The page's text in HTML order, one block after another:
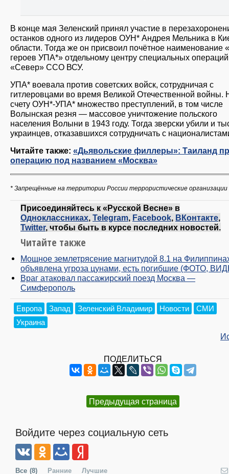
В конце мая Зеленский принял участие в
останков одного из лидеров ОУН* Андрея Мельника в
области. Тогда же он присвоил почётное наименование
героев УПА*» отдельному центру специальных операций
«Север» ССО ВСУ.
УПА* воевала против советских войск, сотрудничая с
гитлеровцами во время Великой Отечественной войны.
счету ОУН*-УПА* множество преступлений, в том числе
Волынская резня — массовое уничтожение польского
населения Волыни в 1943 году. Тогда зверски убили и
украинцев, отказавшихся сотрудничать c
Читайте также: «Дьявольские филлеры»: Таиланд
операцию под названием «Москва»
* Запрещённые на территории России террористические организации
Присоединяйтесь к «Русской Весне» в
Одноклассниках, Telegram, Facebook, ВКонтакте,
Twitter, чтобы быть в курсе последних новостей.
Читайте также
Мощное землетрясение магнитудой 8.1 на
объявлена угроза цунами, есть погибшие (ФОТО,
Враг атаковал пассажирский поезд Москва —
Симферополь
Европа Запад Зеленский Владимир Новости
СМИ
Украина
ПОДЕЛИТЬСЯ
Предыдущая страница
Войдите через социальную сеть
Все (8) Ранние Лучшие